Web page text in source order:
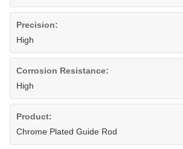
Precision:
High
Corrosion Resistance:
High
Product:
Chrome Plated Guide Rod